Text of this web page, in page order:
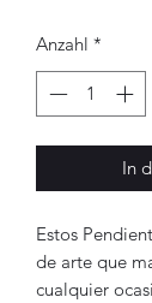
Anzahl *
In
Estos
de arte que
cualquier